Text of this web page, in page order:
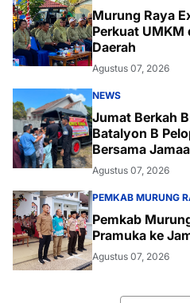
Murung Raya
Perkuat
Daerah
Agustus 07, 2026
NEWS
Jumat Berkah
Batalyon B
Bersama
Agustus 07, 2026
PEMKAB MURUNG
Pemkab
Pramuka ke
Agustus 07, 2026